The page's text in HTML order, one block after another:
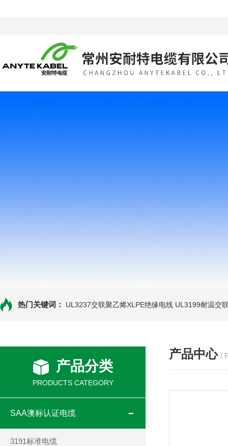
热门关键词： UL3237交联聚乙烯XLPE绝缘电线 UL3199耐温交
产品分类
PRODUCTS CATEGORY
SAA澳标认证电缆
3191标准电缆
产品中心 /